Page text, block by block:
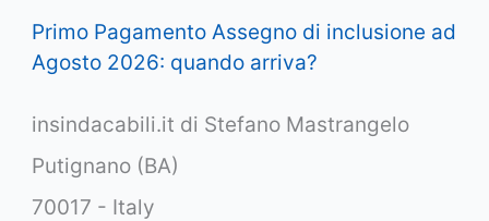
Primo Pagamento Assegno di inclusione ad
Agosto 2026: quando arriva?
insindacabili.it di Stefano Mastrangelo
Putignano (BA)
70017 - Italy